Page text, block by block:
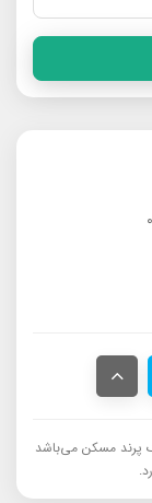
پرند مسکن می‌باشد